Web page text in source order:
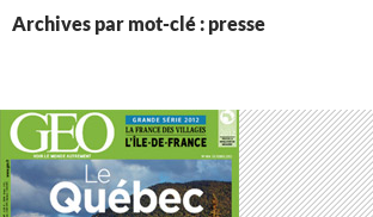
Archives par mot-clé : presse